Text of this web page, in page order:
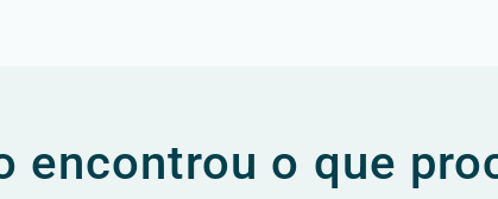
encontrou o que